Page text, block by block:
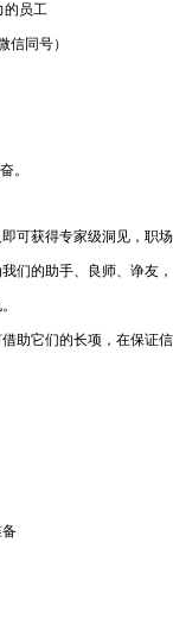
的员工
信同号）
。
可获得专家级洞见，职
们的助手、良师、诤友
助它们的长项，在保证